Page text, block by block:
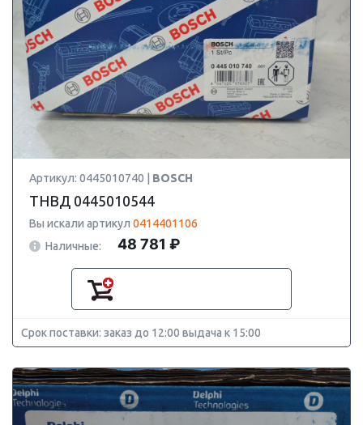
Артикул: 0445010740 | BOSCH
ТНВД 0445010544
Вы искали артикул 0414401106
Наличные:
48 781 ₽
Срок поставки: заказ до 12:00 выдача к 15:00